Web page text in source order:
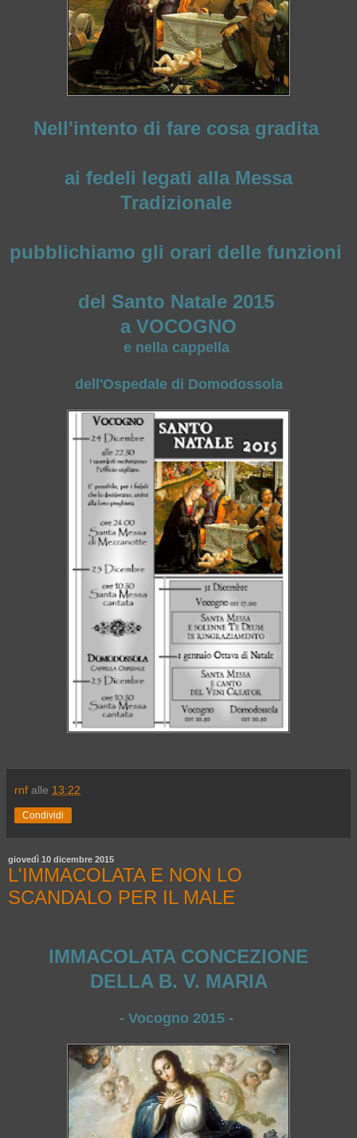
Nell'intento di fare cosa gradita
ai fedeli legati alla Messa
Tradizionale
pubblichiamo gli orari delle funzioni
del Santo Natale 2015
a VOCOGNO
e nella cappella
dell'Ospedale di Domodossola
rnf alle 13:22
Condividi
giovedì 10 dicembre 2015
L'IMMACOLATA E NON LO
SCANDALO PER IL MALE
IMMACOLATA CONCEZIONE
DELLA B. V. MARIA
- Vocogno 2015 -